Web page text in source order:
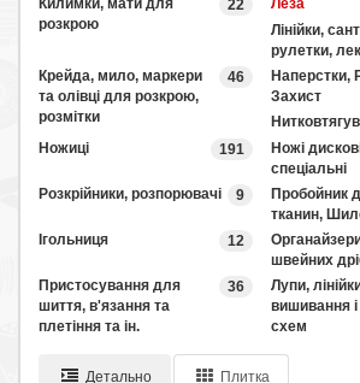
22
Килимки, мати для
розкрою
Леза
Лінійки,
рулетки,
46
Крейда, мило, маркери
та олівці для розкрою,
розмітки
Наперстки,
Захист
191
Ножиці
Ножі
спеціальні
9
Розкрійники, розпорювачі
Пробойник
тканин,
12
Ігольниця
швейних
36
Пристосування для
шиття, в'язання та
плетіння та ін.
Лупи,
вишивання
схем
Детально Плитка